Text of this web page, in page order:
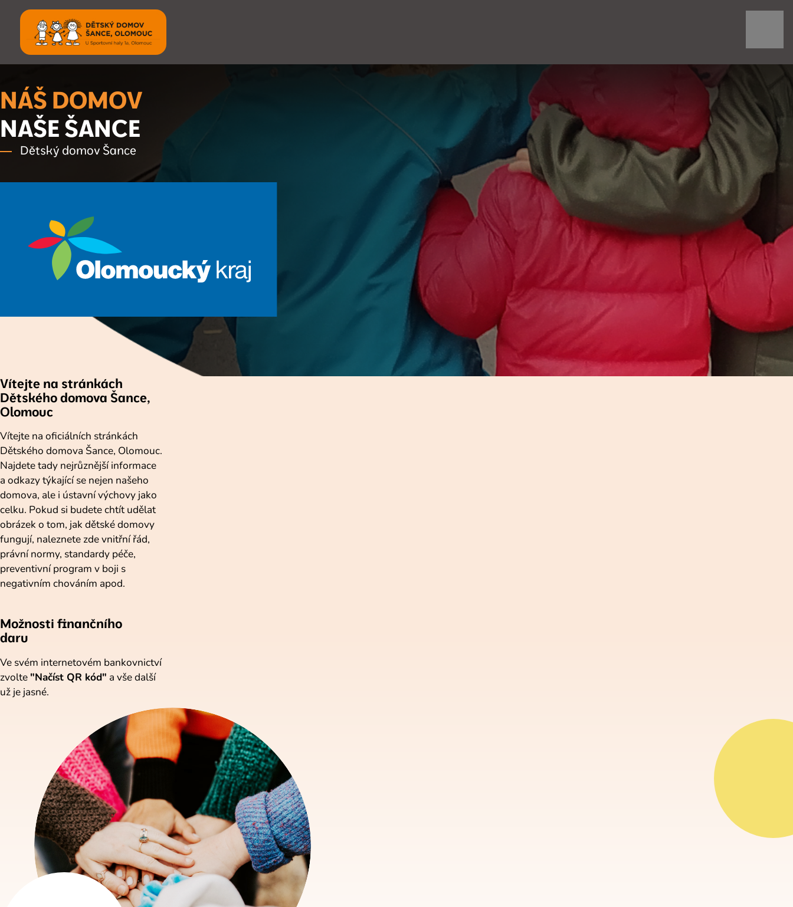
hlavnímu
obsahu
NÁŠ DOMOV
NAŠE ŠANCE
Dětský domov Šance
Vítejte na stránkách
Dětského domova Šance,
Olomouc
Vítejte na oficiálních stránkách
Dětského domova Šance, Olomouc.
Najdete tady nejrůznější informace
a odkazy týkající se nejen našeho
domova, ale i ústavní výchovy jako
celku. Pokud si budete chtít udělat
obrázek o tom, jak dětské domovy
fungují, naleznete zde vnitřní řád,
právní normy, standardy péče,
preventivní program v boji s
negativním chováním apod.
Možnosti finančního
daru
Ve svém internetovém bankovnictví
zvolte "Načíst QR kód" a vše další
už je jasné.